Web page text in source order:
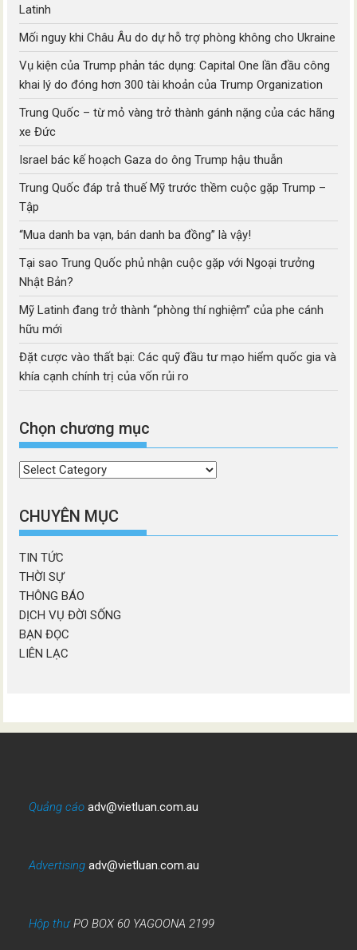
Latinh
Mối nguy khi Châu Âu do dự hỗ trợ phòng không cho Ukraine
Vụ kiện của Trump phản tác dụng: Capital One lần đầu công
khai lý do đóng hơn 300 tài khoản của Trump Organization
Trung Quốc – từ mỏ vàng trở thành gánh nặng của các hãng
xe Đức
Israel bác kế hoạch Gaza do ông Trump hậu thuẫn
Trung Quốc đáp trả thuế Mỹ trước thềm cuộc gặp Trump –
Tập
“Mua danh ba vạn, bán danh ba đồng” là vậy!
Tại sao Trung Quốc phủ nhận cuộc gặp với Ngoại trưởng
Nhật Bản?
Mỹ Latinh đang trở thành “phòng thí nghiệm” của phe cánh
hữu mới
Đặt cược vào thất bại: Các quỹ đầu tư mạo hiểm quốc gia và
khía cạnh chính trị của vốn rủi ro
Chọn chương mục
Chọn
mục
CHUYÊN MỤC
TIN TỨC
THỜI SỰ
THÔNG BÁO
DỊCH VỤ ĐỜI SỐNG
BẠN ĐỌC
LIÊN LẠC
Quảng cáo adv@vietluan.com.au
Advertising adv@vietluan.com.au
Hộp thưPO BOX 60 YAGOONA 2199